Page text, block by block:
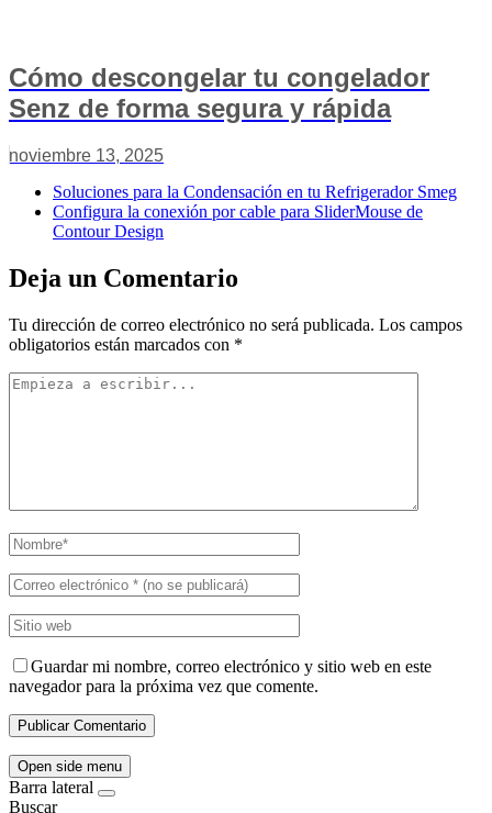
Cómo descongelar tu congelador
Senz de forma segura y rápida
noviembre 13, 2025
Soluciones para la Condensación en tu Refrigerador Smeg
Configura la conexión por cable para SliderMouse de
Contour Design
Deja un Comentario
Tu dirección de correo electrónico no será publicada. Los campos
obligatorios están marcados con *
Guardar mi nombre, correo electrónico y sitio web en este
navegador para la próxima vez que comente.
Open side menu
Barra lateral
Buscar